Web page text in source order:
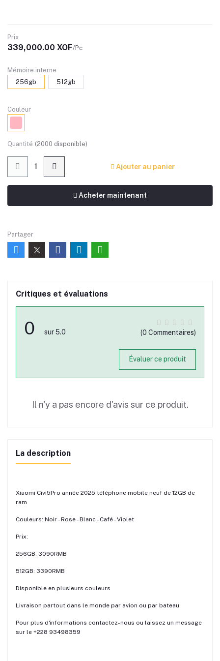
Prix
339,000.00 XOF/Pc
Mémoire interne
256gb
512gb
Couleur
Quantité (2000 disponible)
Ajouter au panier
Acheter maintenant
Partager
Critiques et évaluations
0 sur 5.0 (0 Commentaires)
Évaluer ce produit
Il n'y a pas encore d'avis sur ce produit.
La description
Xiaomi Civi5Pro année 2025 téléphone mobile neuf de 12GB de
ram
Couleurs: Noir - Rose - Blanc - Café - Violet
Prix:
256GB: 3090RMB
512GB: 3390RMB
Disponible en plusieurs couleurs
Livraison partout dans le monde par avion ou par bateau
Pour plus d'informations contactez-nous ou laissez un message
sur le +228 93498359